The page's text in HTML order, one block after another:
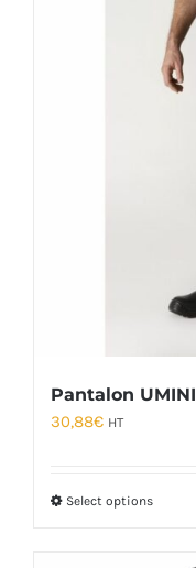
Pantalon UMINI
30,88€ HT
Select options